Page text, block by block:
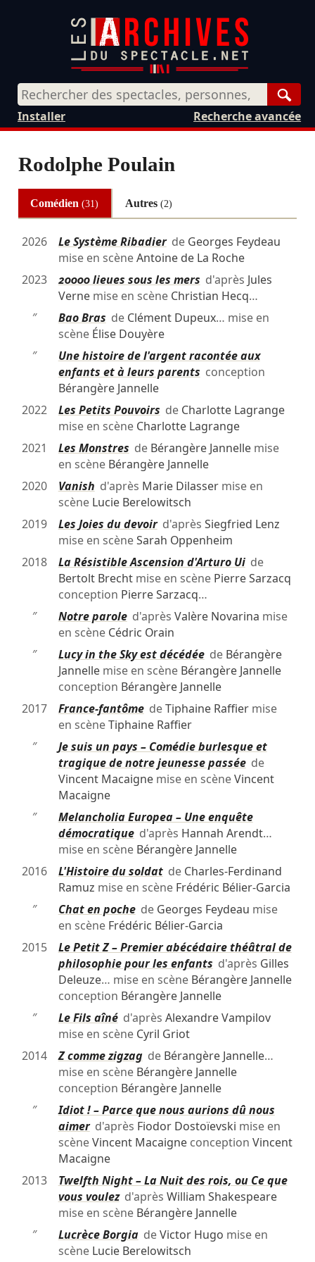
Recherche avancée
Installer
Rodolphe Poulain
Comédien(31) Autres (2)
2026 Le Système Ribadierde Georges Feydeau
mise en scèneAntoine de La Roche
2023
20000 lieues sous les mers d'après Jules
Vernemise en scène Christian Hecq…
″
Bao Bras de Clément Dupeux… mise en
scène Élise Douyère
″
Une histoire de l'argent racontée aux
enfants et à leurs parents conception
Bérangère Jannelle
2022
Les Petits Pouvoirs de Charlotte Lagrange
mise en scène Charlotte Lagrange
2021
Les Monstres de Bérangère Jannellemise
en scène Bérangère Jannelle
2020
Vanish d'après Marie Dilassermise en
scène Lucie Berelowitsch
2019
Les Joies du devoird'après Siegfried Lenz
mise en scèneSarah Oppenheim
2018
La Résistible Ascension d'Arturo Uide
Bertolt Brechtmise en scène Pierre Sarzacq
conception Pierre Sarzacq…
″
Notre paroled'après Valère Novarina mise
en scène Cédric Orain
″
Lucy in the Sky est décédéede Bérangère
Jannellemise en scène Bérangère Jannelle
conception Bérangère Jannelle
2017
France-fantômedeTiphaine Raffiermise
en scèneTiphaine Raffier
″
Je suis un pays – Comédie burlesque et
tragique de notre jeunesse passéede
Vincent Macaignemise en scèneVincent
Macaigne
″
Melancholia Europea – Une enquête
démocratiqued'après Hannah Arendt…
mise en scène Bérangère Jannelle
2016
L'Histoire du soldatde Charles-Ferdinand
Ramuz mise en scène Frédéric Bélier-Garcia
″
Chat en pochede Georges Feydeau mise
en scène Frédéric Bélier-Garcia
2015
Le Petit Z – Premier abécédaire théâtral de
philosophie pour les enfants d'après Gilles
Deleuze… mise en scène Bérangère Jannelle
conception Bérangère Jannelle
″
Le Fils aînéd'après Alexandre Vampilov
mise en scène Cyril Griot
2014
Z comme zigzagde Bérangère Jannelle…
mise en scène Bérangère Jannelle
conception Bérangère Jannelle
″
Idiot ! – Parce que nous aurions dû nous
aimerd'après Fiodor Dostoïevski mise en
scèneVincent Macaigneconception Vincent
Macaigne
2013
Twelfth Night – La Nuit des rois, ou Ce que
vous voulezd'après William Shakespeare
mise en scène Bérangère Jannelle
″
Lucrèce BorgiadeVictor Hugo mise en
scène Lucie Berelowitsch